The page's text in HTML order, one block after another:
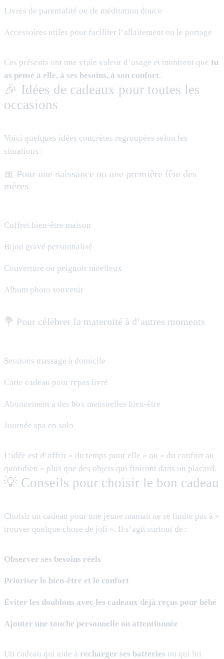
Livres de parentalité ou de méditation douce
Accessoires utiles pour faciliter l’allaitement ou le portage
Ces présents ont une vraie valeur d’usage et montrent que tu
as pensé à elle, à ses besoins, à son confort.
🎉 Idées de cadeaux pour toutes les
occasions
Voici quelques idées concrètes regroupées selon les
situations :
🎀 Pour une naissance ou une première fête des
mères
Coffret bien-être maison
Bijou gravé personnalisé
Couverture ou peignoir moelleux
Album photo souvenir
💐 Pour célébrer la maternité à d’autres moments
Sessions massage à domicile
Carte cadeau pour repas livré
Abonnement à des box mensuelles bien-être
Journée spa en solo
L’idée est d’offrir « du temps pour elle » ou « du confort au
quotidien » plus que des objets qui finiront dans un placard.
💡 Conseils pour choisir le bon cadeau
Choisir un cadeau pour une jeune maman ne se limite pas à «
trouver quelque chose de joli ». Il s’agit surtout de :
Observer ses besoins réels
Prioriser le bien-être et le confort
Éviter les doublons avec les cadeaux déjà reçus pour bébé
Ajouter une touche personnelle ou attentionnée
Un cadeau qui aide à recharger ses batteries ou qui lui